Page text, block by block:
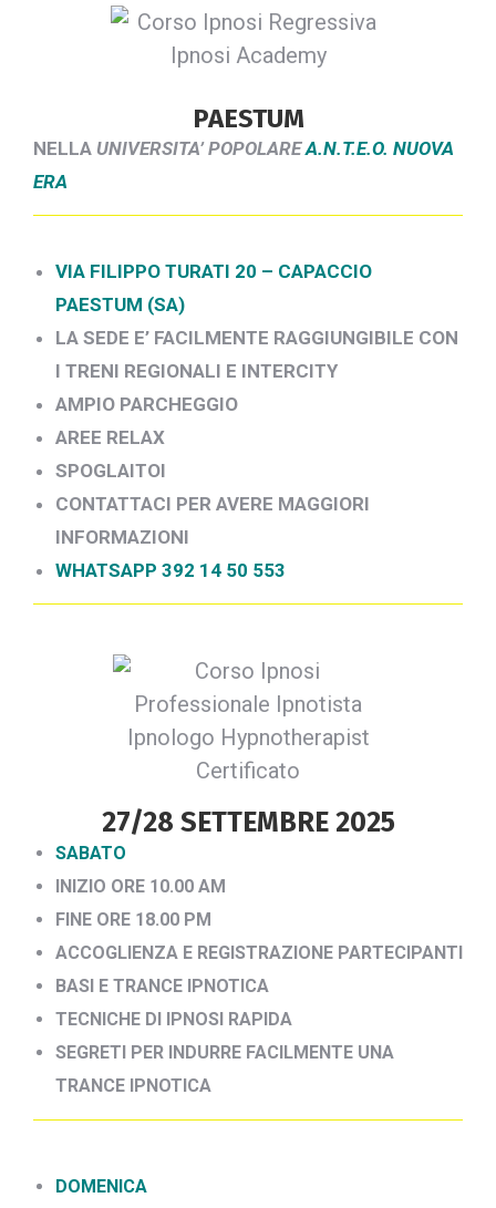
PAESTUM
NELLA UNIVERSITA’ POPOLARE A.N.T.E.O. NUOVA
ERA
VIA FILIPPO TURATI 20 – CAPACCIO
PAESTUM (SA)
LA SEDE E’ FACILMENTE RAGGIUNGIBILE CON
I TRENI REGIONALI E INTERCITY
AMPIO PARCHEGGIO
AREE RELAX
SPOGLAITOI
CONTATTACI PER AVERE MAGGIORI
INFORMAZIONI
WHATSAPP 392 14 50 553
27/28 SETTEMBRE 2025
SABATO
INIZIO ORE 10.00 AM
FINE ORE 18.00 PM
ACCOGLIENZA E REGISTRAZIONE PARTECIPANTI
BASI E TRANCE IPNOTICA
TECNICHE DI IPNOSI RAPIDA
SEGRETI PER INDURRE FACILMENTE UNA
TRANCE IPNOTICA
DOMENICA